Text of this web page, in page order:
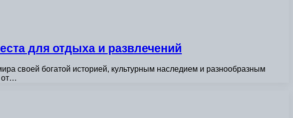
для отдыха и развлечений
своей богатой историей, культурным наследием и разнообразным
от…